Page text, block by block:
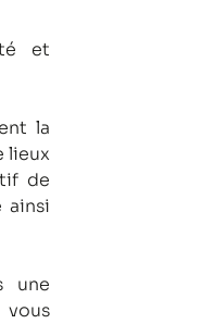
et
la
lieux
de
ainsi
une
vous